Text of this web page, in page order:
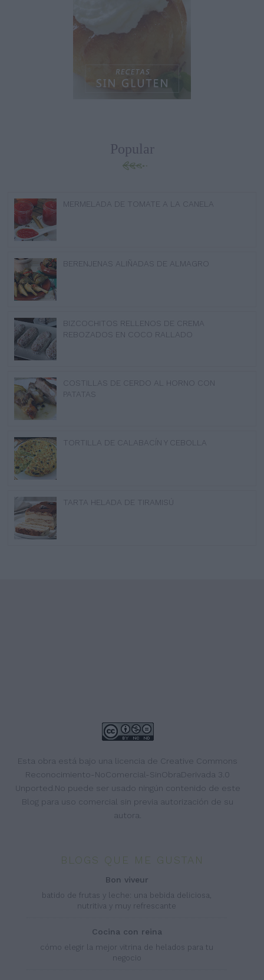
Popular
MERMELADA DE TOMATE A LA CANELA
BERENJENAS ALIÑADAS DE ALMAGRO
BIZCOCHITOS RELLENOS DE CREMA
REBOZADOS EN COCO RALLADO
COSTILLAS DE CERDO AL HORNO CON
PATATAS
TORTILLA DE CALABACÍN Y CEBOLLA
TARTA HELADA DE TIRAMISÚ
Esta obra está bajo una licencia de Creative Commons
Reconocimiento-NoComercial-SinObraDerivada 3.0
Unported .No puede ser usado ningún contenido de este
Blog para uso comercial sin previa autorización de su
autora.
BLOGS QUE ME GUSTAN
bon viveur
batido de frutas y leche: una bebida deliciosa,
nutritiva y muy refrescante
cocina con reina
cómo elegir la mejor vitrina de helados para tu
negocio